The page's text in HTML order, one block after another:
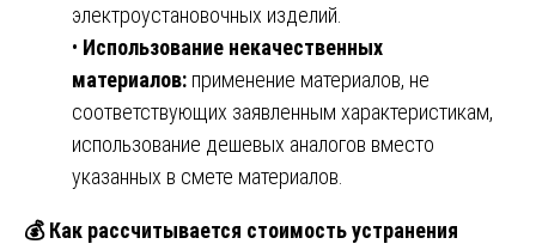
электроустановочных изделий.
• Использование некачественных
материалов: применение материалов, не
соответствующих заявленным характеристикам,
использование дешевых аналогов вместо
указанных в смете материалов.
💰Как рассчитывается стоимость устранения